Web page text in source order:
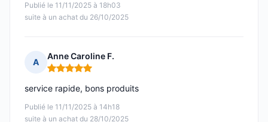
Publié le 11/11/2025 à 18h03
suite à un achat du 26/10/2025
A
Anne Caroline F.
Note : 5 sur 5
Publié le 11/11/2025 à 14h18
suite à un achat du 28/10/2025
service rapide, bons produits